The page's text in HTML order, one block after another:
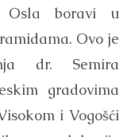
Osla boravi u
Ovo je
dr. Semira
gradovima
i Vogošći